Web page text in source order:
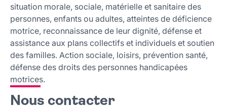
situation morale, sociale, matérielle et sanitaire des
personnes, enfants ou adultes, atteintes de déficience
motrice, reconnaissance de leur dignité, défense et
assistance aux plans collectifs et individuels et soutien
des familles. Action sociale, loisirs, prévention santé,
défense des droits des personnes handicapées
motrices.
Nous contacter